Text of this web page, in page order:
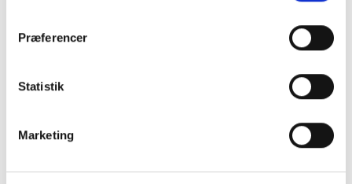
Præferencer
Statistik
Marketing
Indvendigt Udstyr